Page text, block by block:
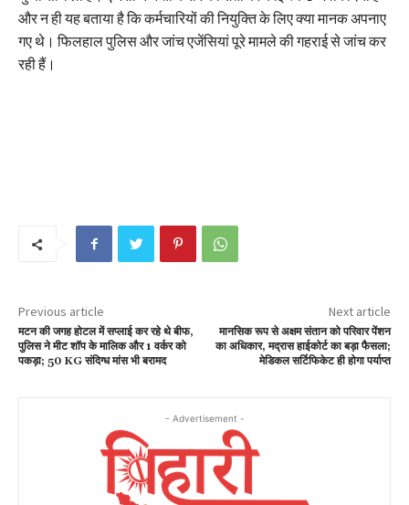
और न ही यह बताया है कि कर्मचारियों की नियुक्ति के लिए क्या मानक अपनाए
गए थे। फिलहाल पुलिस और जांच एजेंसियां पूरे मामले की गहराई से जांच कर
रही हैं।
Previous article
मटन की जगह होटल में सप्लाई कर रहे थे बीफ,
पुलिस ने मीट शॉप के मालिक और 1 वर्कर को
पकड़ा; 50 KG संदिग्ध मांस भी बरामद
Next article
मानसिक रूप से अक्षम संतान को परिवार पेंशन
का अधिकार, मद्रास हाईकोर्ट का बड़ा फैसला;
मेडिकल सर्टिफिकेट ही होगा पर्याप्त
- Advertisement -